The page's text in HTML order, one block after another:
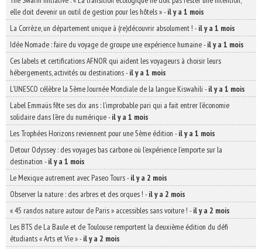
elle doit devenir un outil de gestion pour les hôtels »-il y a 1 mois
La Corrèze, un département unique à (re)découvrir absolument ! -il y a 1 mois
Idée Nomade : faire du voyage de groupe une expérience humaine-il y a 1 mois
Ces labels et certifications AFNOR qui aident les voyageurs à choisir leurs
hébergements, activités ou destinations-il y a 1 mois
L’UNESCO célèbre la 5ème Journée Mondiale de la langue Kiswahili -il y a 1 mois
Label Emmaüs fête ses dix ans : l’improbable pari qui a fait entrer l’économie
solidaire dans l’ère du numérique-il y a 1 mois
Les Trophées Horizons reviennent pour une 5ème édition -il y a 1 mois
Detour Odyssey : des voyages bas carbone où l’expérience l’emporte sur la
destination -il y a 1 mois
Le Mexique autrement avec Paseo Tours-il y a 2 mois
Observer la nature : des arbres et des orques ! -il y a 2 mois
« 45 randos nature autour de Paris » accessibles sans voiture ! -il y a 2 mois
Les BTS de La Baule et de Toulouse remportent la deuxième édition du défi
étudiants « Arts et Vie »-il y a 2 mois